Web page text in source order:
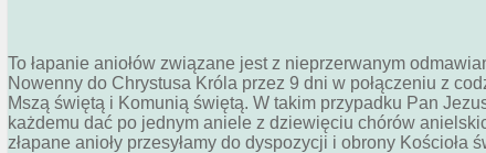
To łapanie aniołów związane jest z nieprzerwanym
Nowenny do Chrystusa Króla przez 9 dni w połączeniu z
Mszą świętą i Komunią świętą. W takim przypadku Pan
każdemu dać po jednym aniele z dziewięciu chórów
złapane anioły przesyłamy do dyspozycji i obrony Kościoła